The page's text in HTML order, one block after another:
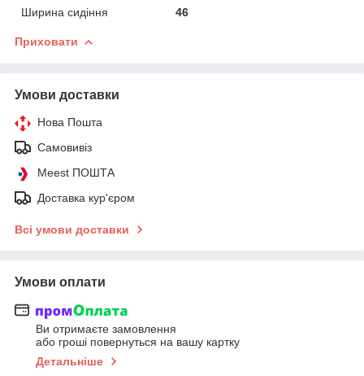
Ширина сидіння
46
Приховати
Умови доставки
Нова Пошта
Самовивіз
Meest ПОШТА
Доставка кур'єром
Всі умови доставки
Умови оплати
Ви отримаєте замовлення
або гроші повернуться на вашу картку
Детальніше